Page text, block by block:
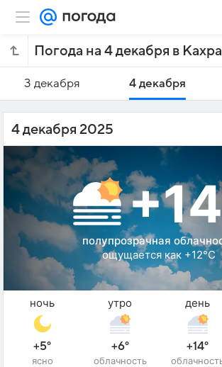
3 декабря 4 декабря
4 декабря 2025
полупрозрачная
ощущается как +12°C
ночь
+5°
ясно
утро
+6°
облачность
день
+14°